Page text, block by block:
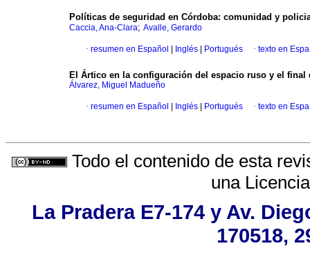
Políticas de seguridad en Córdoba: comunidad y
Caccia, Ana-Clara; Avalle, Gerardo
· resumen en Español Inglés Portugués · texto en
El Ártico en la configuración del espacio ruso y el final
Álvarez, Miguel Madueño
· resumen en Español Inglés Portugués · texto en
Todo el contenido de esta
una
La Pradera E7-174 y Av.
170518,